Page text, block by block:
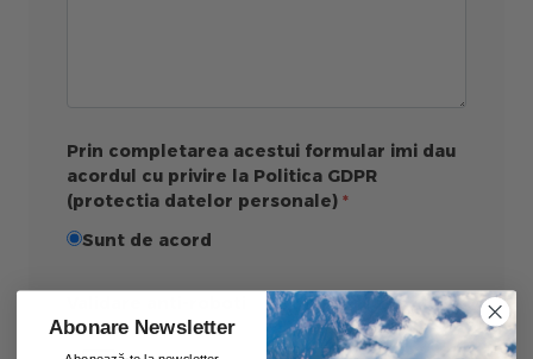
Prin completarea acestui formular imi dau
acordul cu privire la Politica GDPR
(protectia datelor personale)
Sunt de acord
Abonare Newsletter